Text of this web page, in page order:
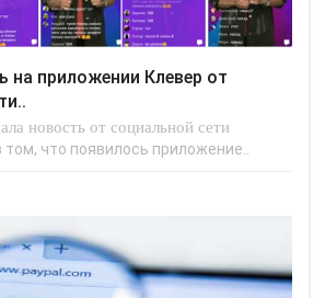
новость от социальной сети
что появилось приложение..